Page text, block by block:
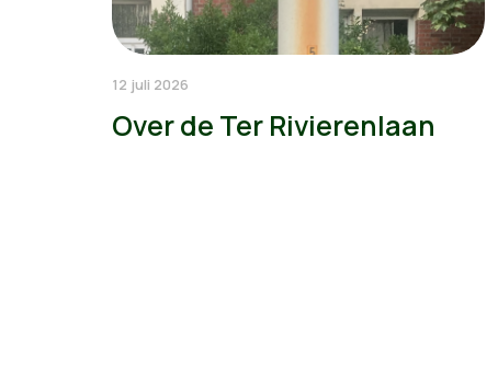
12 juli 2026
Over de Ter Rivierenlaan